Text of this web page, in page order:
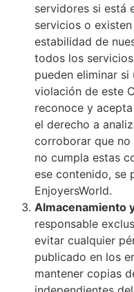
servidores si está
servicios o
estabilidad de
todos los
pueden eliminar
violación de este
reconoce y
el derecho a
corroborar que
no cumpla estas
ese contenido, se
EnjoyersWorld.
Almacenamiento
responsable
evitar cualquier
publicado en los
mantener copias